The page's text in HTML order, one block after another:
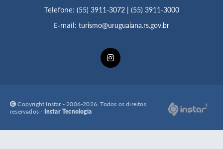
Telefone: (55) 3911-3072 | (55) 3911-3000
E-mail: turismo@uruguaiana.rs.gov.br
Copyright Instar - 2006-2026. Todos os direitos
reservados - Instar Tecnologia